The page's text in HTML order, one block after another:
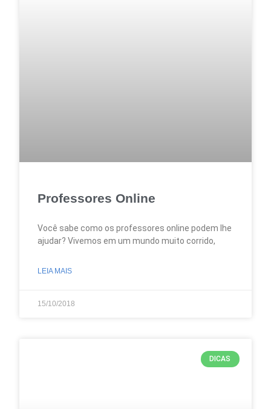
Professores Online
Você sabe como os professores online podem lhe
ajudar? Vivemos em um mundo muito corrido,
LEIA MAIS
15/10/2018
DICAS